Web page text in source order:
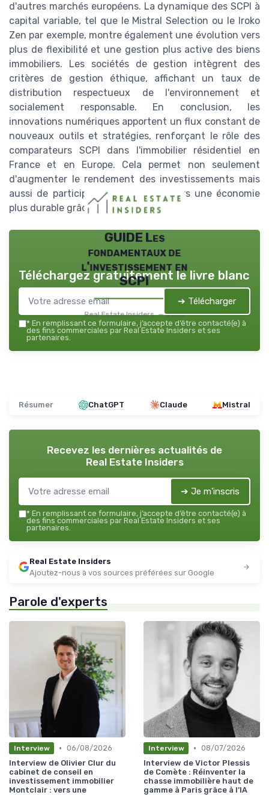
d'autres marchés européens. La dynamique des SCPI à
capital variable, tel que le Mistral Selection ou le Iroko
Zen par exemple, montre également une évolution vers
plus de flexibilité et une gestion plus active des biens
immobiliers. Les sociétés de gestion intègrent des
critères de gestion éthique, affichant un taux de
distribution respectueux de l'environnement et
socialement responsable. En conclusion, les
innovations numériques apportent un flux constant de
nouveaux outils et stratégies, renforçant le rôle des
comparateurs SCPI dans l'immobilier résidentiel en
France et en Europe. Cela permet non seulement
d'augmenter le rendement des investissements mais
aussi de participer à la transition vers une économie
plus durable grâce aux labels ISR.
GUIDE Les
fondamentaux de
l'investissement en
SCPI
Real Estate Insiders — 2026
Téléchargez gratuitement le livre blanc
➔ Télécharger
* En remplissant ce formulaire, j’accepte d’être contacté(e) à
des fins commerciales par Real Estate Insiders et ses
partenaires.
Résumer ChatGPT Claude Mistral
Recevez les dernières actualités de
Real Estate Insiders
➔ Je m'inscris
* En remplissant ce formulaire, j’accepte d’être contacté(e) à
des fins commerciales par Real Estate Insiders et ses
partenaires.
Real Estate Insiders
Ajoutez-nous à vos sources préférées sur Google
Parole d'experts
Interview • 06/08/2026
Interview de Olivier Clur du
cabinet de conseil en
investissement immobilier
Montclair : vers une
Interview • 08/07/2026
Interview de Victor Plessis
de Comète : Réinventer la
chasse immobilière haut de
gamme à Paris grâce à l’IA